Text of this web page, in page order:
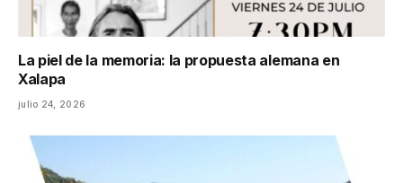
La piel de la memoria: la propuesta alemana en
Xalapa
julio 24, 2026